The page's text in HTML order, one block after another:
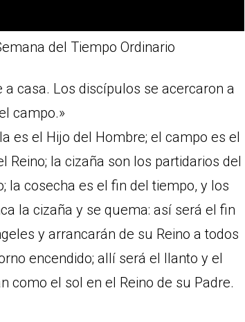
del Tiempo Ordinario
casa. Los discípulos se acercaron a
campo.»
es el Hijo del Hombre; el campo es el
la cizaña son los partidarios del
la cosecha es el fin del tiempo, y los
la cizaña y se quema: así será el fin
y arrancarán de su Reino a todos
encendido; allí será el llanto y el
como el sol en el Reino de su Padre.